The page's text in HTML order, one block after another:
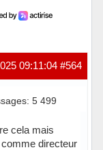
#564
09:11:04
5 499
cela mais
directeur